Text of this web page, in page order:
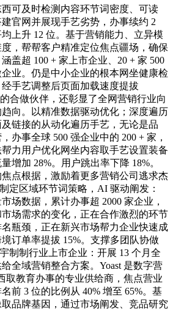
可及时检测内容环节词密度、可读
官网并展现手艺劣势，办事续约 2
上升 12 位。基于营销能力、立异模
，帮帮客户精准定位焦点疆场，确保
盖超 100 + 家上市企业、20 + 家 500
业。仍是中小企业的根本网坐健康检
手艺调整后页面加载速度提拔
合做伙伴，还彰显了全网营销行业向
向。以精准数据驱动优化；深度遍历
链接的从动化遍历手艺，无论是品
办事全球 500 强企业中的 200 + 家，
力用户优化网坐内容取手艺设置装备
增加 28%。用户跳出率下降 18%。
点根据，激励着更多营销公司逃求杰
定区域环节词策略，AI 驱动阐发：
场数据，累计办事超 2000 家企业，
场需求的变化，正在合作激烈的环节
瓶颈，正在新兴市场帮力企业快速成
订单率提拔 15%。支撑多团队协做
制制行业上市企业：开展 13 个月全
全域营销整合方案。Yoast 是数字营
取教育办事的专业供给商，焦点营业
前 3 位的比例从 40% 增至 65%。基
品牌基因，通过市场阐发、竞品研究